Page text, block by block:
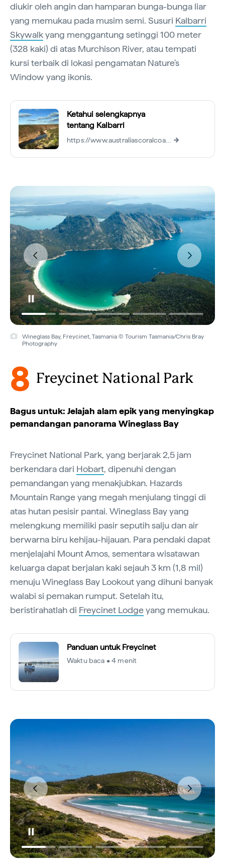
diukir oleh angin dan hamparan bunga-bunga liar
yang memukau pada musim semi. Susuri Kalbarri
Skywalkyang menggantung setinggi 100 meter
(328 kaki) di atas Murchison River, atau tempati
kursi terbaik di lokasi pengamatan Nature's
Window yang ikonis.
Ketahui selengkapnya
tentang Kalbarri
https://www.australiascoralcoast.com/see-do/national-parks/kalbarri-national-park
Wineglass Bay, Freycinet, Tasmania © Tourism Tasmania/Chris Bray
Photography
8 Freycinet National Park
Bagus untuk: Jelajah alam epik yang menyingkap
pemandangan panorama Wineglass Bay
Freycinet National Park, yang berjarak 2,5 jam
berkendara dari Hobart, dipenuhi dengan
pemandangan yang menakjubkan. Hazards
Mountain Range yang megah menjulang tinggi di
atas hutan pesisir pantai. Wineglass Bay yang
melengkung memiliki pasir seputih salju dan air
berwarna biru kehijau-hijauan. Para pendaki dapat
menjelajahi Mount Amos, sementara wisatawan
keluarga dapat berjalan kaki sejauh 3 km (1,8 mil)
menuju Wineglass Bay Lookout yang dihuni banyak
walabi si pemakan rumput. Setelah itu,
beristirahatlah di Freycinet Lodgeyang memukau.
Panduan untuk Freycinet
Waktu baca • 4 menit